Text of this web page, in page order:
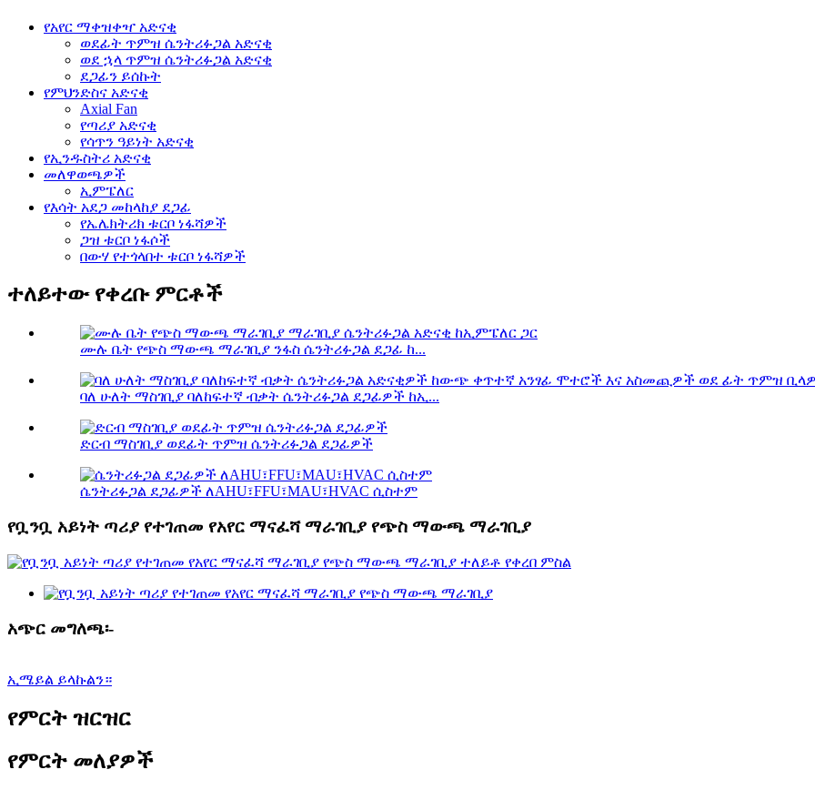
የአየር ማቀዝቀዣ አድናቂ
ወደፊት ጥምዝ ሴንትሪፉጋል አድናቂ
ወደ ኋላ ጥምዝ ሴንትሪፉጋል አድናቂ
ደጋፊን ይሰኩት
የምህንድስና አድናቂ
Axial Fan
የጣሪያ አድናቂ
የሳጥን ዓይነት አድናቂ
የኢንዱስትሪ አድናቂ
መለዋወጫዎች
ኢምፔለር
የእሳት አደጋ መከላከያ ደጋፊ
የኤሌክትሪክ ቱርቦ ነፋሻዎች
ጋዝ ቱርቦ ነፋሶች
በውሃ የተጎላበተ ቱርቦ ነፋሻዎች
ተለይተው የቀረቡ ምርቶች
ሙሉ ቤት የጭስ ማውጫ ማራገቢያ ንፋስ ሴንትሪፉጋል ደጋፊ ከ...
ባለ ሁለት ማስገቢያ ባለከፍተኛ ብቃት ሴንትሪፉጋል ደጋፊዎች ከኢ...
ድርብ ማስገቢያ ወደፊት ጥምዝ ሴንትሪፉጋል ደጋፊዎች
ሴንትሪፉጋል ደጋፊዎች ለAHU፣FFU፣MAU፣HVAC ሲስተም
የቧንቧ አይነት ጣሪያ የተገጠመ የአየር ማናፈሻ ማራገቢያ የጭስ ማውጫ ማራገቢያ
አጭር መግለጫ፡-
ኢሜይል ይላኩልን።
የምርት ዝርዝር
የምርት መለያዎች